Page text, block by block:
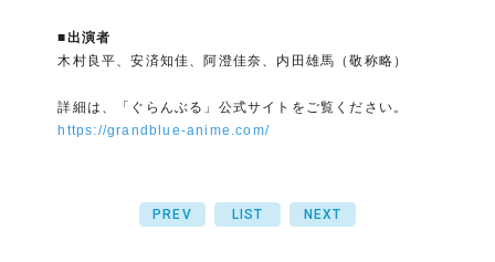
■出演者
木村良平、安済知佳、阿澄佳奈、内田雄馬（敬称略）
詳細は、「ぐらんぶる」公式サイトをご覧ください。
https://grandblue-anime.com/
PREV LIST NEXT